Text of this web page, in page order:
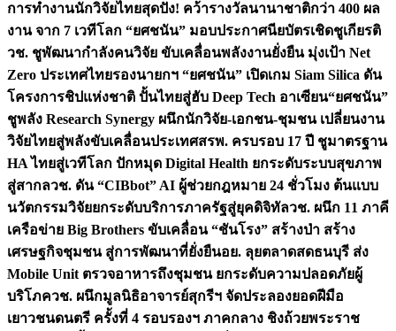
การทำงานนักวิจัยไทยสุดปัง! คว้ารางวัลนานาชาติกว่า 400 ผล
งาน จาก 7 เวทีโลก “ยศชนัน” มอบประกาศนียบัตรเชิดชูเกียรติ
วช. ชูพัฒนากำลังคนวิจัย ขับเคลื่อนพลังงานยั่งยืน มุ่งเป้า Net
Zero ประเทศไทยรองนายกฯ “ยศชนัน” เปิดเกม Siam Silica ดัน
โครงการชิปแห่งชาติ ปั้นไทยสู่ฮับ Deep Tech อาเซียน“ยศชนัน”
ชูพลัง Research Synergy ผนึกนักวิจัย-เอกชน-ชุมชน เปลี่ยนงาน
วิจัยไทยสู่พลังขับเคลื่อนประเทศสรพ. ครบรอบ 17 ปี ชูมาตรฐาน
HA ไทยสู่เวทีโลก ปักหมุด Digital Health ยกระดับระบบสุขภาพ
สู่สากลวช. ดัน “CIBbot” AI ผู้ช่วยกฎหมาย 24 ชั่วโมง ต้นแบบ
นวัตกรรมวิจัยยกระดับบริการภาครัฐสู่ยุคดิจิทัลวช. ผนึก 11 ภาคี
เครือข่าย Big Brothers ขับเคลื่อน “ชันโรง” สร้างป่า สร้าง
เศรษฐกิจชุมชน สู่การพัฒนาที่ยั่งยืนอย. ลุยตลาดสดธนบุรี ส่ง
Mobile Unit ตรวจอาหารถึงชุมชน ยกระดับความปลอดภัยผู้
บริโภควช. ผนึกมูลนิธิอาจารย์สุกรีฯ จัดประลองยอดฝีมือ
เยาวชนดนตรี ครั้งที่ 4 รอบรองฯ ภาคกลาง ชิงถ้วยพระราช